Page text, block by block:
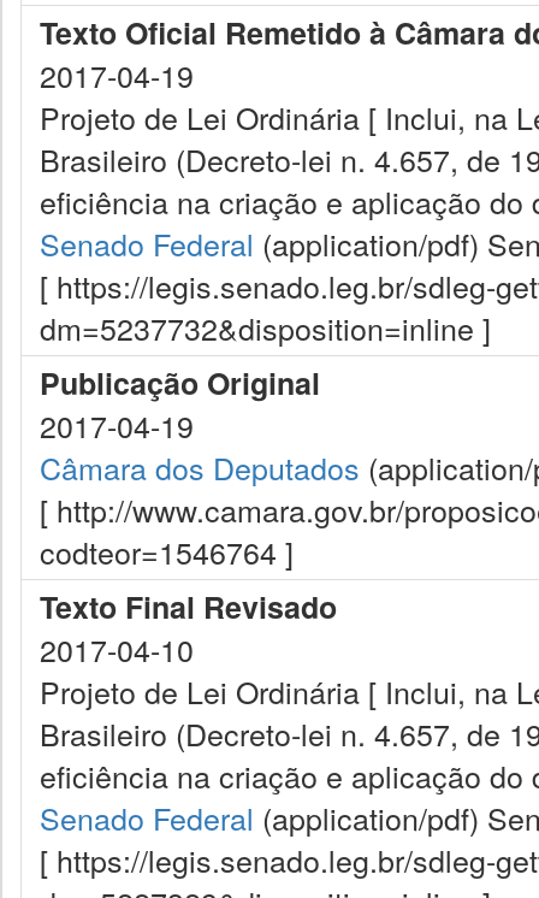
Texto Oficial Remetido à Câmara
2017-04-19
Projeto de Lei Ordinária [ Inclui, na
Brasileiro (Decreto-lei n. 4.657, de
eficiência na criação e aplicação do
Senado Federal (application/pdf)
[ https://legis.senado.leg.br/sdleg-
dm=5237732&disposition=inline ]
Publicação Original
2017-04-19
Câmara dos Deputados
[ http://www.camara.gov.br/
codteor=1546764 ]
Texto Final Revisado
2017-04-10
Projeto de Lei Ordinária [ Inclui, na
Brasileiro (Decreto-lei n. 4.657, de
eficiência na criação e aplicação do
Senado Federal (application/pdf)
[ https://legis.senado.leg.br/sdleg-